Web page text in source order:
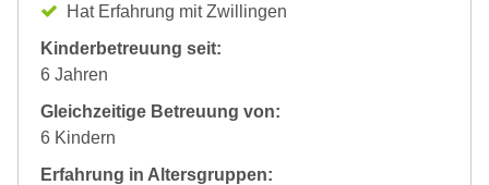
Hat Erfahrung mit Zwillingen
Kinderbetreuung seit:
6 Jahren
Gleichzeitige Betreuung von:
6 Kindern
Erfahrung in Altersgruppen: